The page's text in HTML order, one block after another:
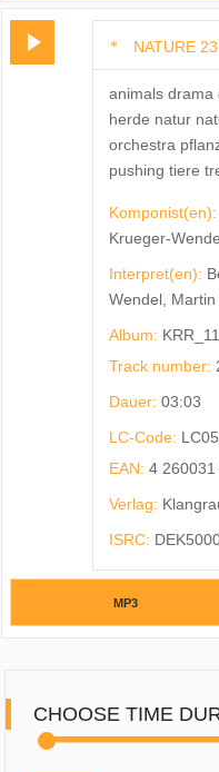
NATURE 23
animals drama
herde natur
orchestra
pushing tiere
Komponist(en):
Krueger-
Interpret(en):
Wendel,
Album:
Track number:
Dauer: 03:03
LC-Code:
EAN: 4 260031
Verlag:
ISRC:
MP3
CHOOSE TIME